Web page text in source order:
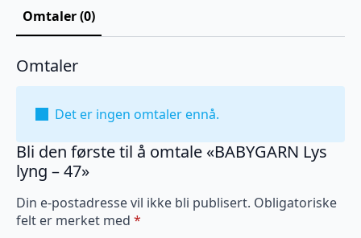
Omtaler (0)
Omtaler
Det er ingen omtaler ennå.
Bli den første til å omtale «BABYGARN Lys
lyng – 47»
Din e-postadresse vil ikke bli publisert. Obligatoriske
felt er merket med *